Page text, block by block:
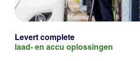
Levert complete
laad- en accu oplossingen